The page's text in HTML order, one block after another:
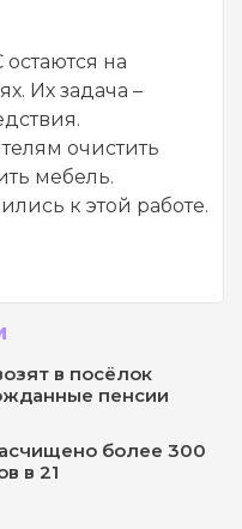
на
Их задача –
очистить
мебель.
к этой работе.
в посёлок
пенсии
более 300
в 21